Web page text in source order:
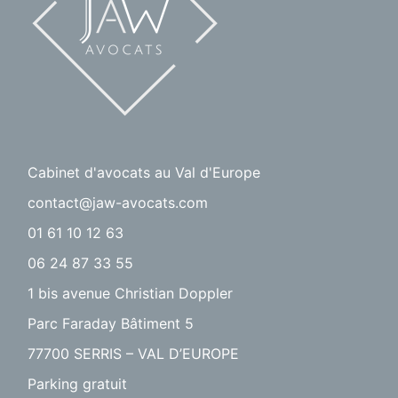
Cabinet d'avocats au Val d'Europe
contact@jaw-avocats.com
01 61 10 12 63
06 24 87 33 55
1 bis avenue Christian Doppler
Parc Faraday Bâtiment 5
77700 SERRIS – VAL D’EUROPE
Parking gratuit